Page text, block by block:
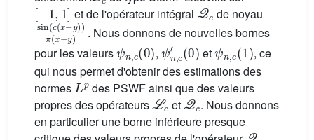
et de l'opérateur intégral de noyau
sin(c(x−y))π(x−y)
. Nous donnons de nouvelles bornes
pour les valeurs
ψn,c(0)
,
ψn, c′(0)
et
ψn,c(1)
, ce
qui nous permet d'obtenir des estimations des
normes
Lp
des PSWF ainsi que des valeurs
propres des opérateurs
Lc
et
Qc
. Nous donnons
en particulier une borne inférieure presque